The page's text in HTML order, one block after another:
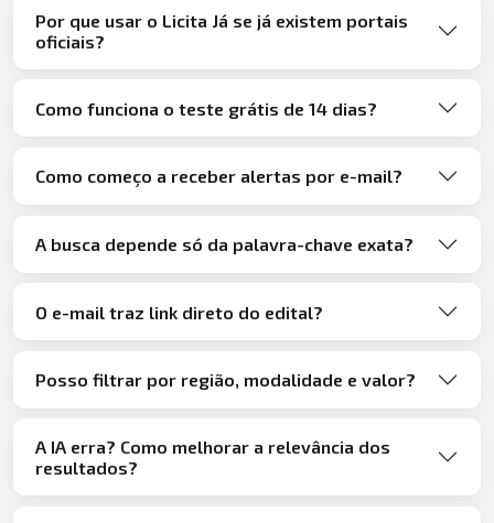
Por que usar o Licita Já se já existem portais
oficiais?
Como funciona o teste grátis de 14 dias?
Como começo a receber alertas por e-mail?
A busca depende só da palavra-chave exata?
O e-mail traz link direto do edital?
Posso filtrar por região, modalidade e valor?
A IA erra? Como melhorar a relevância dos
resultados?